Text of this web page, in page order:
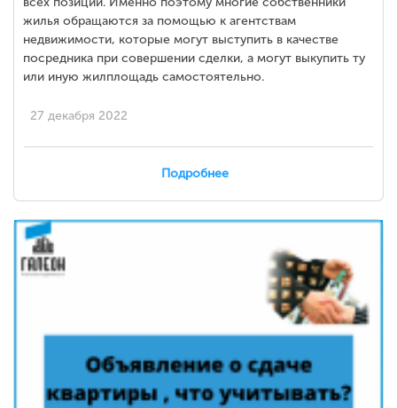
жилья обращаются за помощью к агентствам
недвижимости, которые могут выступить в качестве
посредника при совершении сделки, а могут выкупить ту
или иную жилплощадь самостоятельно.
27 декабря 2022
Подробнее